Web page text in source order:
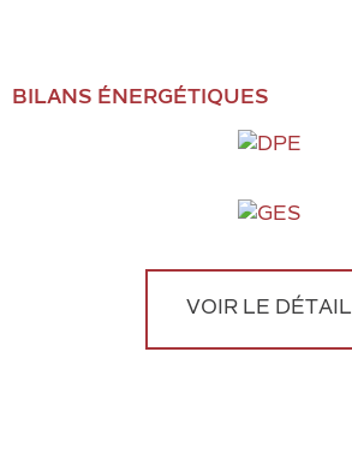
BILANS ÉNERGÉTIQUES
VOIR LE DÉTAIL